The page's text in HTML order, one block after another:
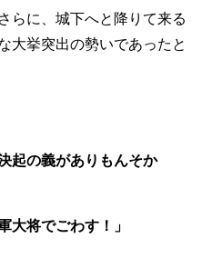
らに、城下へと降りて来る
大挙突出の勢いであったと
起の義がありもんそか
大将でごわす！」